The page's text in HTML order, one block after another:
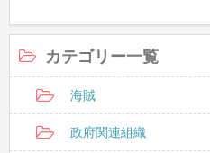
カテゴリー一覧
海賊
政府関連組織